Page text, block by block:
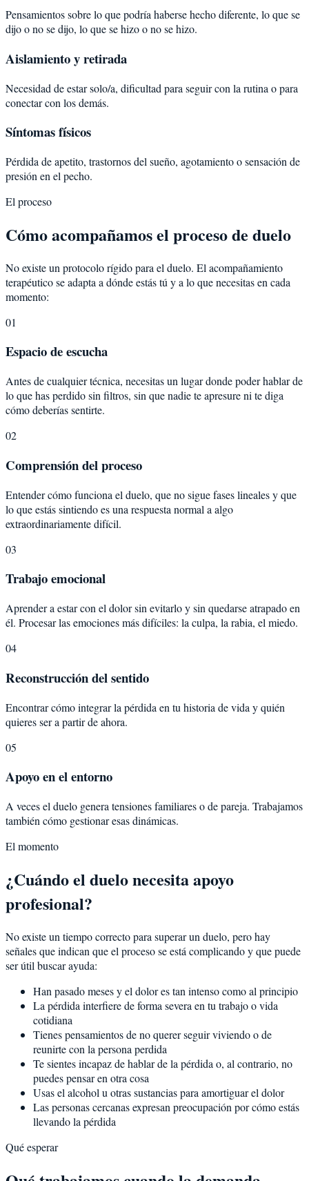
Pensamientos sobre lo que podría haberse hecho diferente, lo que se
dijo o no se dijo, lo que se hizo o no se hizo.
Aislamiento y retirada
Necesidad de estar solo/a, dificultad para seguir con la rutina o para
conectar con los demás.
Síntomas físicos
Pérdida de apetito, trastornos del sueño, agotamiento o sensación de
presión en el pecho.
El proceso
Cómo acompañamos el proceso de duelo
No existe un protocolo rígido para el duelo. El acompañamiento
terapéutico se adapta a dónde estás tú y a lo que necesitas en cada
momento:
01
Espacio de escucha
Antes de cualquier técnica, necesitas un lugar donde poder hablar de
lo que has perdido sin filtros, sin que nadie te apresure ni te diga
cómo deberías sentirte.
02
Comprensión del proceso
Entender cómo funciona el duelo, que no sigue fases lineales y que
lo que estás sintiendo es una respuesta normal a algo
extraordinariamente difícil.
03
Trabajo emocional
Aprender a estar con el dolor sin evitarlo y sin quedarse atrapado en
él. Procesar las emociones más difíciles: la culpa, la rabia, el miedo.
04
Reconstrucción del sentido
Encontrar cómo integrar la pérdida en tu historia de vida y quién
quieres ser a partir de ahora.
05
Apoyo en el entorno
A veces el duelo genera tensiones familiares o de pareja. Trabajamos
también cómo gestionar esas dinámicas.
El momento
¿Cuándo el duelo necesita apoyo
profesional?
No existe un tiempo correcto para superar un duelo, pero hay
señales que indican que el proceso se está complicando y que puede
ser útil buscar ayuda:
Han pasado meses y el dolor es tan intenso como al principio
La pérdida interfiere de forma severa en tu trabajo o vida
cotidiana
Tienes pensamientos de no querer seguir viviendo o de
reunirte con la persona perdida
Te sientes incapaz de hablar de la pérdida o, al contrario, no
puedes pensar en otra cosa
Usas el alcohol u otras sustancias para amortiguar el dolor
Las personas cercanas expresan preocupación por cómo estás
llevando la pérdida
Qué esperar